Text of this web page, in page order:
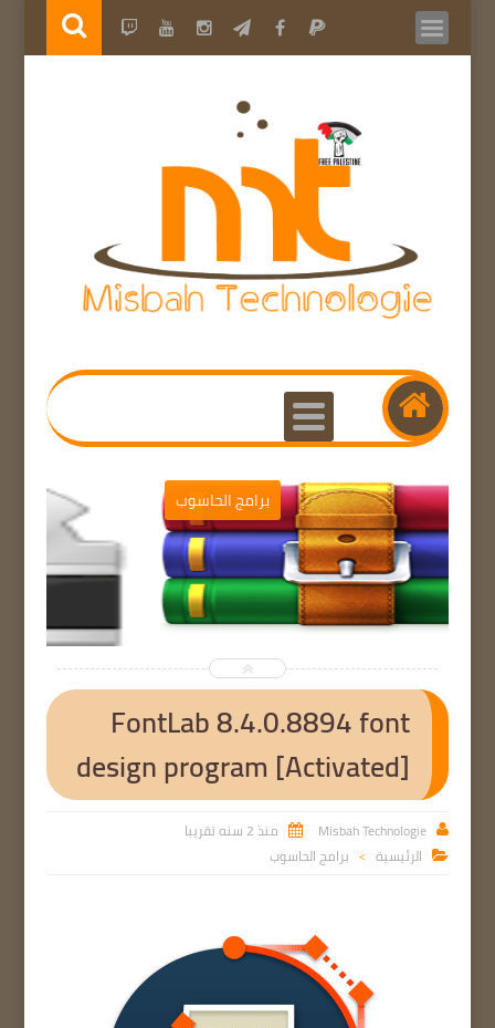
برامج الحاسوب
FontLab 8.4.0.8894 font
design program [Activated]

Misbah Technologie
 منذ 2 سنه تقريبا
 الرئيسية > برامج الحاسوب